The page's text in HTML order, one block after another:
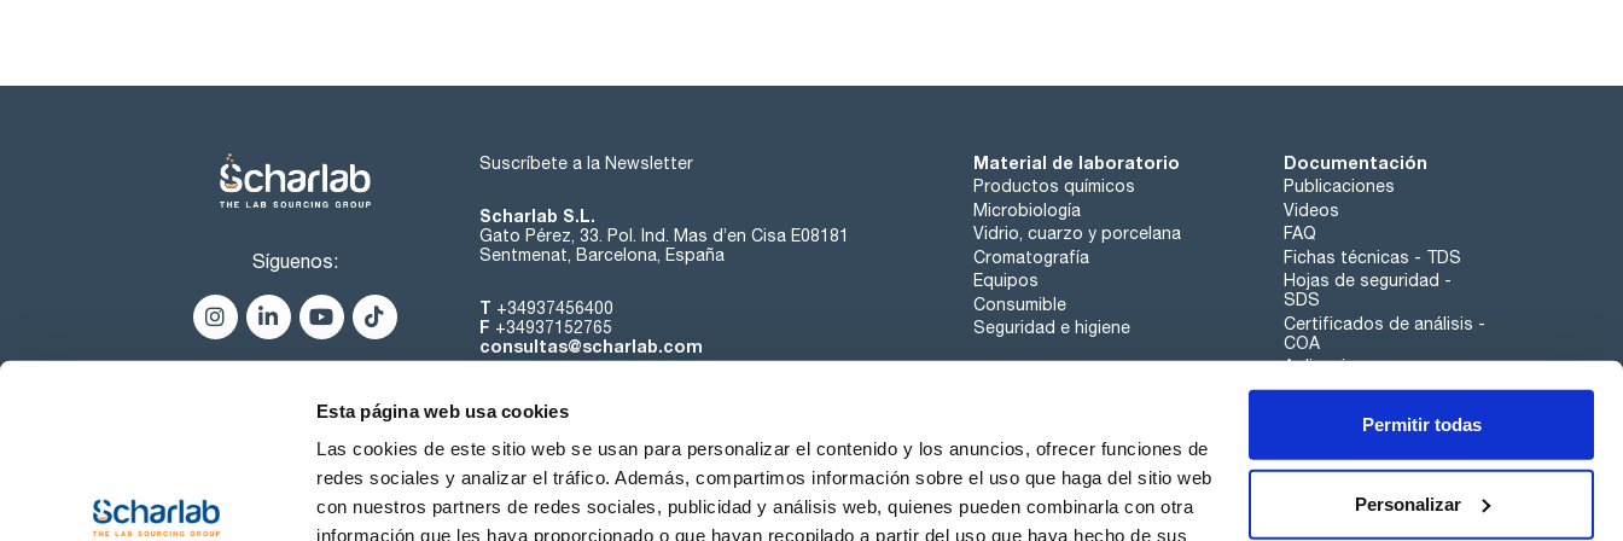
Esta página web usa cookies
Las cookies de este sitio web se usan para personalizar el contenido y los anuncios, ofrecer funciones de
redes sociales y analizar el tráfico. Además, compartimos información sobre el uso que haga del sitio web
con nuestros partners de redes sociales, publicidad y análisis web, quienes pueden combinarla con otra
información que les haya proporcionado o que hayan recopilado a partir del uso que haya hecho de sus
Permitir todas
Personalizar
Síguenos:
Suscríbete a la Newsletter
Scharlab S.L.
Gato Pérez, 33. Pol. Ind. Mas d’en Cisa E08181
Sentmenat, Barcelona, España
T +34937456400
F +34937152765
consultas@scharlab.com
Material de laboratorio
Productos químicos
Microbiología
Vidrio, cuarzo y porcelana
Cromatografía
Equipos
Consumible
Seguridad e higiene
Documentación
Publicaciones
Videos
FAQ
Fichas técnicas - TDS
Hojas de seguridad -
SDS
Certificados de análisis -
COA
Aplicaciones
Tabla Periódica
Canal de denuncias
Sobre nosotros Contacta Noticias Trabaja con nosotros